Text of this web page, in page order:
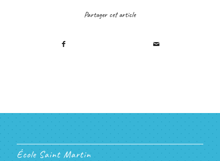
Partager cet article
École Saint Martin